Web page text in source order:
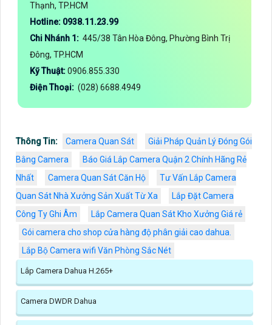
Thạnh, TP.HCM
Hotline: 0938.11.23.99
Chi Nhánh 1: 445/38 Tân Hòa Đông, Phường Bình Trị
Đông, TP.HCM
Kỹ Thuật:0906.855.330
Điện Thoại: (028) 6688.4949
Thông Tin: Camera Quan Sát
Giải Pháp Quản Lý Đóng Gói
Bằng Camera
Báo Giá Lắp Camera Quận 2 Chính Hãng Rẻ
Nhất
Camera Quan Sát Căn Hộ
Tư Vấn Lắp Camera
Quan Sát Nhà Xưởng Sản Xuất Từ Xa
Lắp Đặt Camera
Công Ty Ghi Âm
Lắp Camera Quan Sát Kho Xưởng Giá rẻ
Gói camera cho shop cửa hàng độ phân giải cao dahua.
Lắp Bộ Camera wifi Văn Phòng Sắc Nét
Lắp Camera Dahua H.265+
Camera DWDR Dahua